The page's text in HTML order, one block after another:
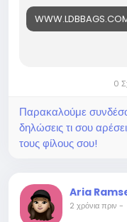
0
Παρακαλούμε
δηλώσεις τι σου
τους φίλους σου!
Aria
2 χρόνια πριν -